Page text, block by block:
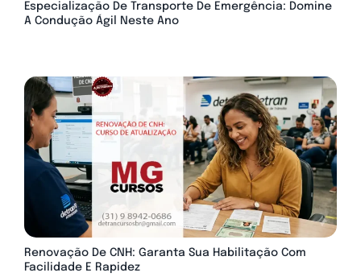
Especialização De Transporte De Emergência: Domine
A Condução Ágil Neste Ano
Renovação De CNH: Garanta Sua Habilitação Com
Facilidade E Rapidez